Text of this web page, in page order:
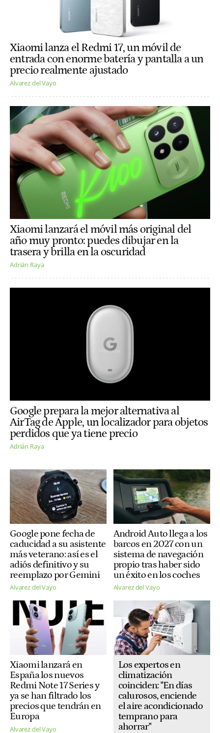
Xiaomi lanza el Redmi 17, un móvil de
entrada con enorme batería y pantalla a un
precio realmente ajustado
Alvarez del Vayo
Xiaomi lanzará el móvil más original del
año muy pronto: puedes dibujar en la
trasera y brilla en la oscuridad
Adrián Raya
Google prepara la mejor alternativa al
AirTag de Apple, un localizador para objetos
perdidos que ya tiene precio
Adrián Raya
Google pone fecha de
caducidad a su asistente
más veterano: así es el
adiós definitivo y su
reemplazo por Gemini
Alvarez del Vayo
Android Auto llega a los
barcos en 2027 con un
sistema de navegación
propio tras haber sido
un éxito en los coches
Alvarez del Vayo
Xiaomi lanzará en
España los nuevos
Redmi Note 17 Series y
ya se han filtrado los
precios que tendrán en
Europa
Alvarez del Vayo
Los expertos en
climatización
coinciden: "En días
calurosos, enciende
el aire acondicionado
temprano para
ahorrar"